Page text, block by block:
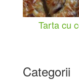
Tarta cu
Categorii